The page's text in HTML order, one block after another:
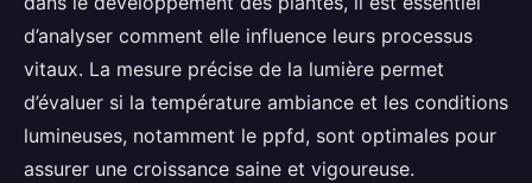
d’analyser comment elle influence leurs processus
vitaux. La mesure précise de la lumière permet
d’évaluer si la température ambiance et les conditions
lumineuses, notamment le ppfd, sont optimales pour
assurer une croissance saine et vigoureuse.